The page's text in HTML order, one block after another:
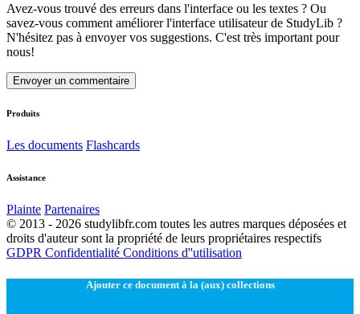
Avez-vous trouvé des erreurs dans l'interface ou les textes ? Ou
savez-vous comment améliorer l'interface utilisateur de StudyLib ?
N'hésitez pas à envoyer vos suggestions. C'est très important pour
nous!
Envoyer un commentaire
Produits
Les documents Flashcards
Assistance
Plainte Partenaires
© 2013 - 2026 studylibfr.com toutes les autres marques déposées et
droits d'auteur sont la propriété de leurs propriétaires respectifs
GDPR Confidentialité Conditions d''utilisation
Ajouter ce document à la (aux) collections